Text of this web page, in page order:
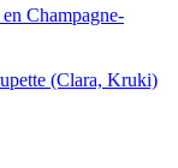
Champagne-
(Clara, Kruki)